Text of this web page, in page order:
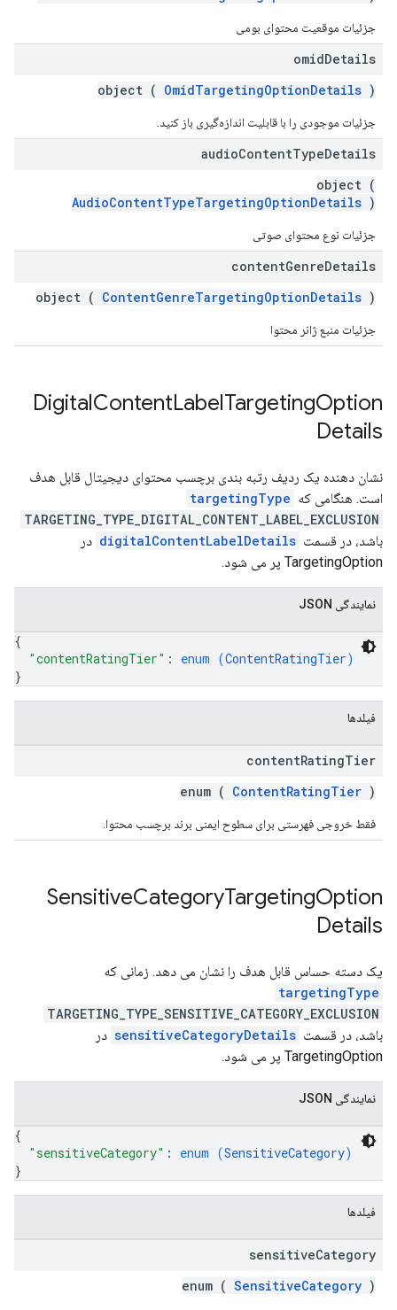
جزئیات موقعیت محتوای بومی
omidDetails
object ( OmidTargetingOptionDetails )
جزئیات موجودی را با قابلیت اندازه‌گیری باز کنید.
audioContentTypeDetails
object (
AudioContentTypeTargetingOptionDetails )
جزئیات نوع محتوای صوتی
contentGenreDetails
object ( ContentGenreTargetingOptionDetails )
جزئیات منبع ژانر محتوا
DigitalContentLabelTargetingOption
Details
نشان دهنده یک ردیف رتبه بندی برچسب محتوای دیجیتال قابل هدف
است. هنگامی که targetingType
TARGETING_TYPE_DIGITAL_CONTENT_LABEL_EXCLUSION
باشد، در قسمت digitalContentLabelDetails در
TargetingOption پر می شود.
نمایندگی JSON
{
"contentRatingTier" : enum (ContentRatingTier)
}
فیلدها
contentRatingTier
enum ( ContentRatingTier )
فقط خروجی فهرستی برای سطوح ایمنی برند برچسب محتوا.
SensitiveCategoryTargetingOption
Details
یک دسته حساس قابل هدف را نشان می دهد. زمانی که
targetingType
TARGETING_TYPE_SENSITIVE_CATEGORY_EXCLUSION
باشد، در قسمت sensitiveCategoryDetails در
TargetingOption پر می شود.
نمایندگی JSON
{
"sensitiveCategory" : enum (SensitiveCategory)
}
فیلدها
sensitiveCategory
enum ( SensitiveCategory )